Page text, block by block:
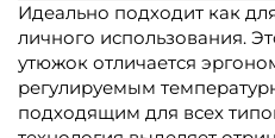
Идеально подходит как
личного использования.
утюжок отличается
регулируемым
подходящим для всех